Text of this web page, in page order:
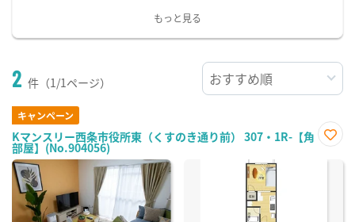
もっと見る
2 件（1/1ページ）
キャンペーン
Kマンスリー西条市役所東（くすのき通り前） 307・1R-【角
部屋】(No.904056)
に入